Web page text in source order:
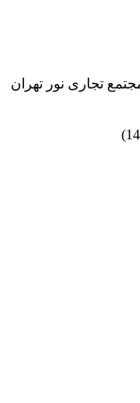
تجاری نور تهران